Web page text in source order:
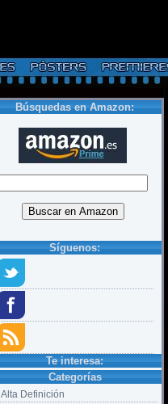
Búsquedas en Amazon:
Síguenos:
Te interesa:
Categorías
Alta Definición